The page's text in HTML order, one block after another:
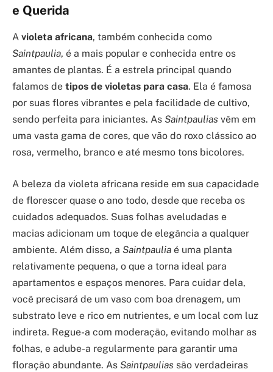
e Querida
A violeta africana, também conhecida como
Saintpaulia, é a mais popular e conhecida entre os
amantes de plantas. É a estrela principal quando
falamos de tipos de violetas para casa. Ela é famosa
por suas flores vibrantes e pela facilidade de cultivo,
sendo perfeita para iniciantes. As Saintpaulias vêm em
uma vasta gama de cores, que vão do roxo clássico ao
rosa, vermelho, branco e até mesmo tons bicolores.
A beleza da violeta africana reside em sua capacidade
de florescer quase o ano todo, desde que receba os
cuidados adequados. Suas folhas aveludadas e
macias adicionam um toque de elegância a qualquer
ambiente. Além disso, a Saintpaulia é uma planta
relativamente pequena, o que a torna ideal para
apartamentos e espaços menores. Para cuidar dela,
você precisará de um vaso com boa drenagem, um
substrato leve e rico em nutrientes, e um local com luz
indireta. Regue-a com moderação, evitando molhar as
folhas, e adube-a regularmente para garantir uma
floração abundante. As Saintpaulias são verdadeiras